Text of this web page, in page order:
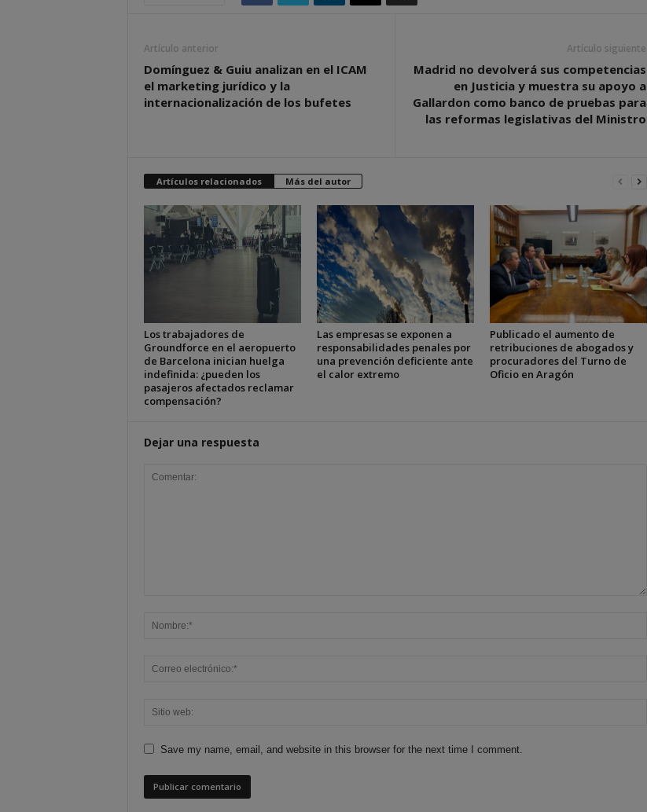
Artículo anterior
Domínguez & Guiu analizan en el ICAM
el marketing jurídico y la
internacionalización de los bufetes
Artículo siguiente
Madrid no devolverá sus competencias
en Justicia y muestra su apoyo a
Gallardon como banco de pruebas para
las reformas legislativas del Ministro
Artículos relacionados Más del autor
Los trabajadores de
Groundforce en el aeropuerto
de Barcelona inician huelga
indefinida: ¿pueden los
pasajeros afectados reclamar
compensación?
Las empresas se exponen a
responsabilidades penales por
una prevención deficiente ante
el calor extremo
Publicado el aumento de
retribuciones de abogados y
procuradores del Turno de
Oficio en Aragón
Dejar una respuesta
Save my name, email, and website in this browser for the next time I comment.